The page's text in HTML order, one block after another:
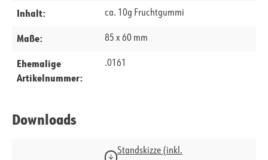
Inhalt: ca. 10g Fruchtgummi
Maße: 85 x 60 mm
Ehemalige
Artikelnummer:
.0161
Downloads
Standskizze (inkl.